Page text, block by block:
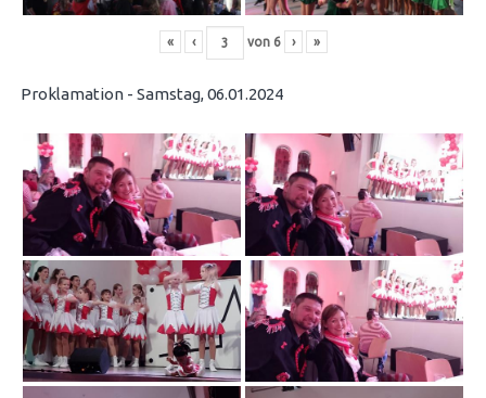
« ‹ von 6 › »
Proklamation - Samstag, 06.01.2024